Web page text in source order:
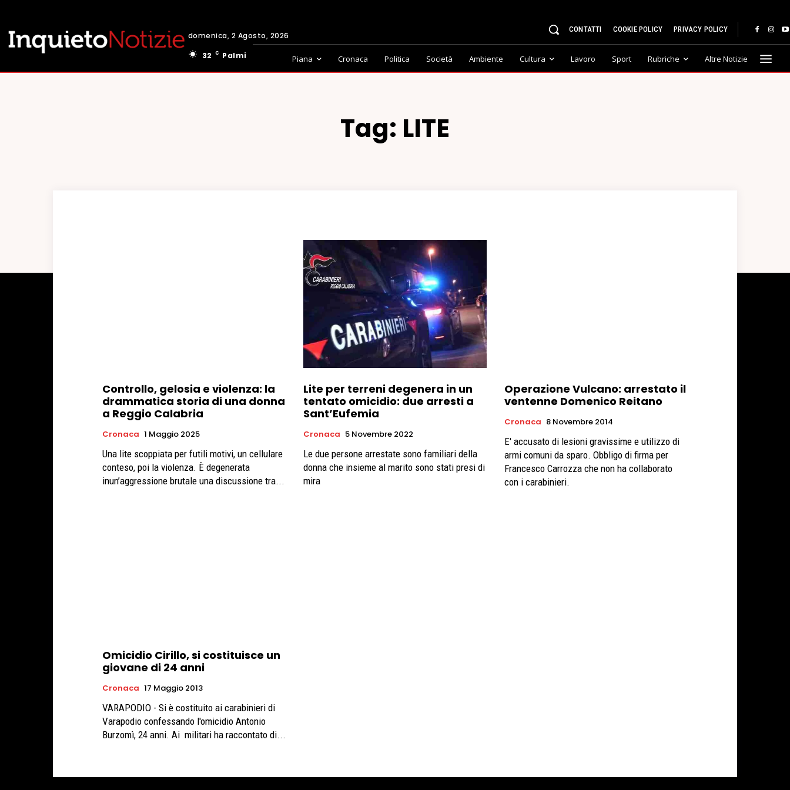
domenica, 2 Agosto, 2026
32
C Palmi
CONTATTI COOKIE POLICY PRIVACY POLICY
Piana Cronaca Politica Società Ambiente Cultura Lavoro Sport Rubriche Altre Notizie
Tag: LITE
Controllo, gelosia e violenza: la
drammatica storia di una donna
a Reggio Calabria
Cronaca 1 Maggio 2025
Una lite scoppiata per futili motivi, un cellulare
conteso, poi la violenza. È degenerata
inun’aggressione brutale una discussione tra...
Lite per terreni degenera in un
tentato omicidio: due arresti a
Sant’Eufemia
Cronaca 5 Novembre 2022
Le due persone arrestate sono familiari della
donna che insieme al marito sono stati presi di
mira
Operazione Vulcano: arrestato il
ventenne Domenico Reitano
Cronaca 8 Novembre 2014
E' accusato di lesioni gravissime e utilizzo di
armi comuni da sparo. Obbligo di firma per
Francesco Carrozza che non ha collaborato
con i carabinieri.
Omicidio Cirillo, si costituisce un
giovane di 24 anni
Cronaca 17 Maggio 2013
VARAPODIO - Si è costituito ai carabinieri di
Varapodio confessando l'omicidio Antonio
Burzomì, 24 anni. Ai militari ha raccontato di...